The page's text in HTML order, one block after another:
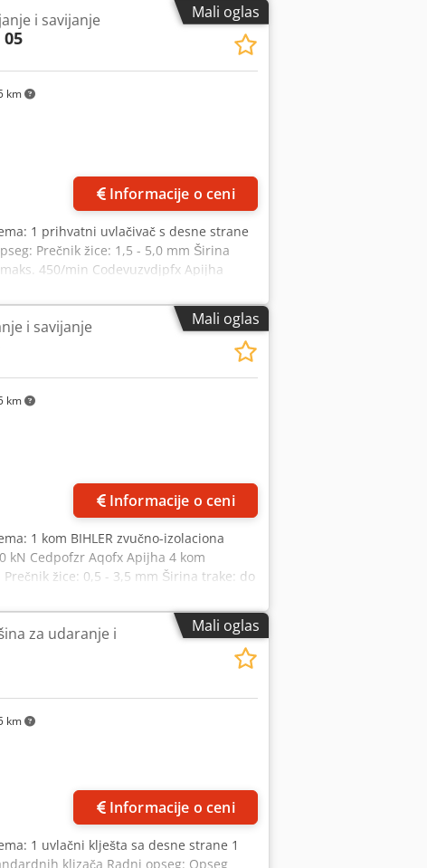
Mali oglas
km
i savijanje
05
Informacije o ceni
1 prihvatni uvlačivač s desne strane
Prečnik žice: 1,5 - 5,0 mm Širina
450/min Codevuzvdjpfx Apijha
Mali oglas
km
i savijanje
Informacije o ceni
1 kom BIHLER zvučno-izolaciona
kN Cedpofzr Aqofx Apijha 4 kom
žice: 0,5 - 3,5 mm Širina trake: do
Mali oglas
km
za udaranje i
Informacije o ceni
1 uvlačni klješta sa desne strane 1
klizača Radni opseg: Opseg